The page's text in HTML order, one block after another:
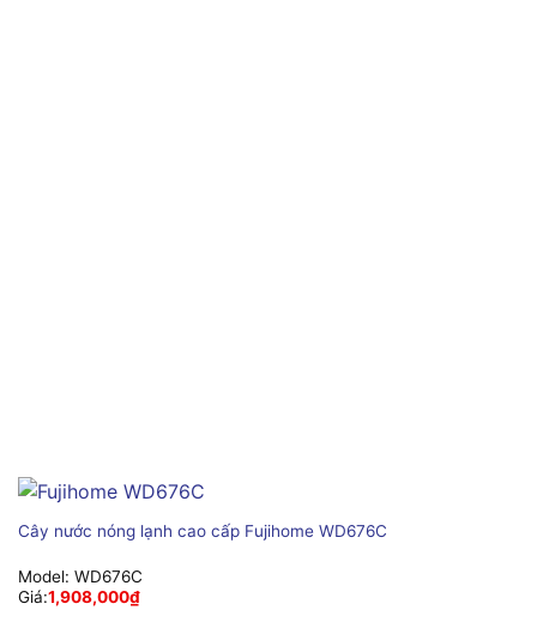
Cây nước nóng lạnh cao cấp Fujihome WD676C
Model: WD676C
Giá:1,908,000₫